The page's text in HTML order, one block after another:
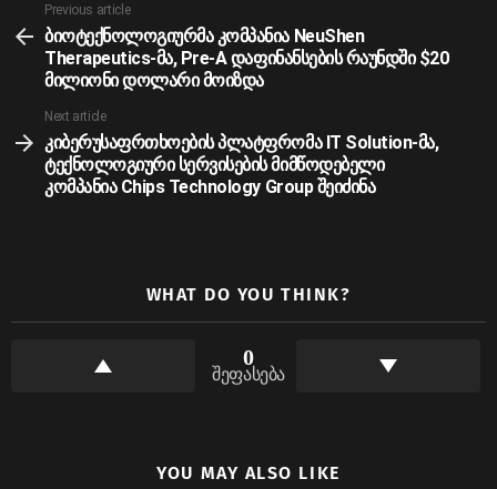
more
Previous article
ბიოტექნოლოგიურმა კომპანია NeuShen
Therapeutics-მა, Pre-A დაფინანსების რაუნდში $20
მილიონი დოლარი მოიზდა
Next article
კიბერუსაფრთხოების პლატფრომა IT Solution-მა,
ტექნოლოგიური სერვისების მიმწოდებელი
კომპანია Chips Technology Group შეიძინა
WHAT DO YOU THINK?
0
შეფასება
YOU MAY ALSO LIKE